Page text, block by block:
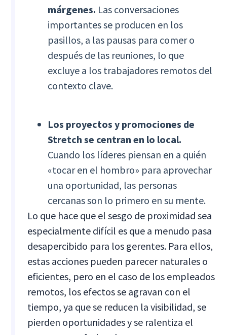
márgenes. Las conversaciones
importantes se producen en los
pasillos, a las pausas para comer o
después de las reuniones, lo que
excluye a los trabajadores remotos del
contexto clave.
Los proyectos y promociones de
Stretch se centran en lo local.
Cuando los líderes piensan en a quién
«tocar en el hombro» para aprovechar
una oportunidad, las personas
cercanas son lo primero en su mente.
Lo que hace que el sesgo de proximidad sea
especialmente difícil es que a menudo pasa
desapercibido para los gerentes. Para ellos,
estas acciones pueden parecer naturales o
eficientes, pero en el caso de los empleados
remotos, los efectos se agravan con el
tiempo, ya que se reducen la visibilidad, se
pierden oportunidades y se ralentiza el